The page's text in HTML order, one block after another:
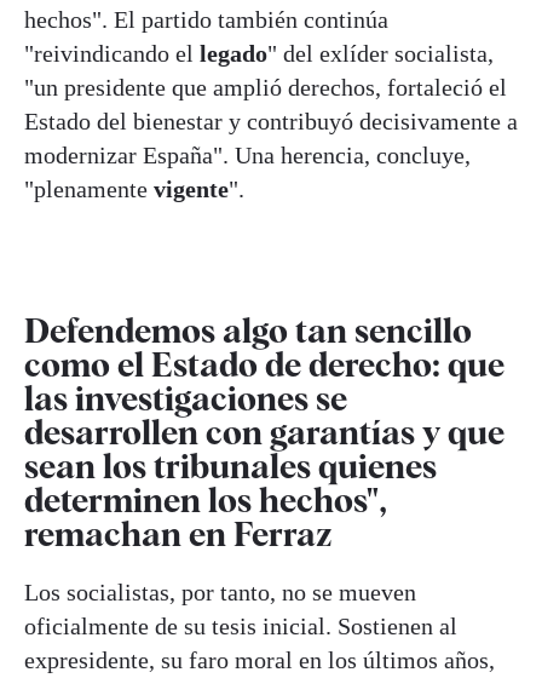
hechos". El partido también continúa
"reivindicando el legado" del exlíder socialista,
"un presidente que amplió derechos, fortaleció el
Estado del bienestar y contribuyó decisivamente a
modernizar España". Una herencia, concluye,
"plenamente vigente".
Defendemos algo tan sencillo
como el Estado de derecho: que
las investigaciones se
desarrollen con garantías y que
sean los tribunales quienes
determinen los hechos",
remachan en Ferraz
Los socialistas, por tanto, no se mueven
oficialmente de su tesis inicial. Sostienen al
expresidente, su faro moral en los últimos años,